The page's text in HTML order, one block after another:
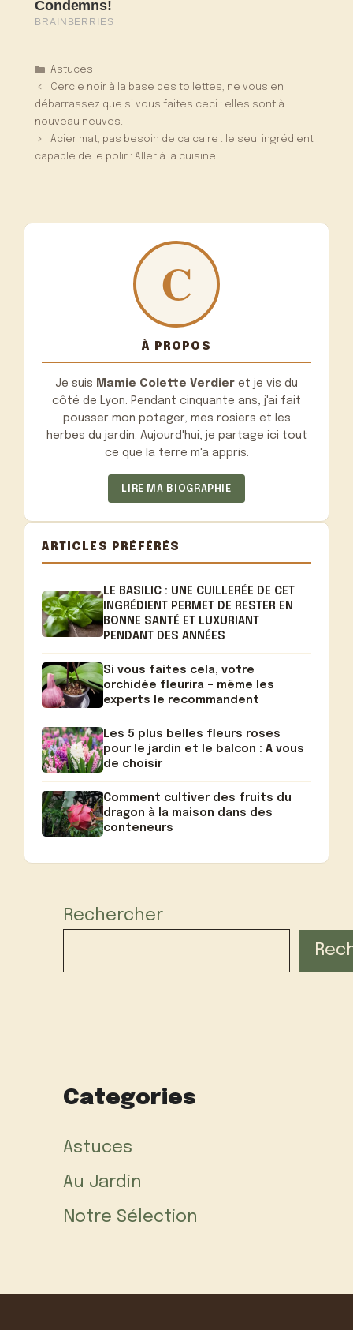
Catégories
Astuces
Cercle noir à la base des toilettes, ne vous en
débarrassez que si vous faites ceci : elles sont à
nouveau neuves.
Acier mat, pas besoin de calcaire : le seul ingrédient
capable de le polir : Aller à la cuisine
À PROPOS
Je suis Mamie Colette Verdier et je vis du
côté de Lyon. Pendant cinquante ans, j'ai fait
pousser mon potager, mes rosiers et les
herbes du jardin. Aujourd'hui, je partage ici tout
ce que la terre m'a appris.
LIRE MA BIOGRAPHIE
ARTICLES PRÉFÉRÉS
LE BASILIC : UNE CUILLERÉE DE CET
INGRÉDIENT PERMET DE RESTER EN
BONNE SANTÉ ET LUXURIANT
PENDANT DES ANNÉES
Si vous faites cela, votre
orchidée fleurira – même les
experts le recommandent
Les 5 plus belles fleurs roses
pour le jardin et le balcon : A vous
de choisir
Comment cultiver des fruits du
dragon à la maison dans des
conteneurs
Rechercher
Categories
Astuces
Au Jardin
Notre Sélection